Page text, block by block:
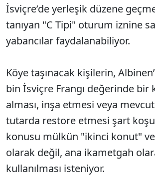
İsviçre’de yerleşik düzene
tanıyan "C Tipi" oturum iznine
yabancılar faydalanabiliyor.
Köye taşınacak kişilerin,
bin İsviçre Frangı değerinde bir
alması, inşa etmesi veya mevcut
tutarda restore etmesi şart
konusu mülkün "ikinci konut"
olarak değil, ana ikametgah
kullanılması isteniyor.